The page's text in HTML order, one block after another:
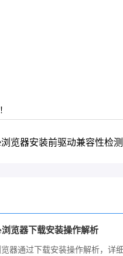
浏览器安装前驱动兼容性检
览器下载安装操作解析
览器通过下载安装操作解析，详